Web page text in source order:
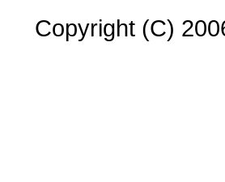
Copyright (C)